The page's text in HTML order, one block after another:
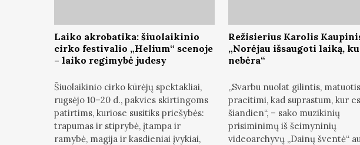
Laiko akrobatika: šiuolaikinio
cirko festivalio „Helium“ scenoje
– laiko regimybė judesy
Šiuolaikinio cirko kūrėjų spektakliai,
rugsėjo 10–20 d., pakvies skirtingoms
patirtims, kuriose susitiks priešybės:
trapumas ir stiprybė, įtampa ir
ramybė, magija ir kasdieniai įvykiai,
Režisierius Karolis
„Norėjau išsaugoti laiką,
nebėra“
„Svarbu nuolat gilintis,
praeitimi, kad suprastum, kur
šiandien“, – sako muzikinių
prisiminimų iš šeimyninių
videoarchyvų „Dainų šventė“